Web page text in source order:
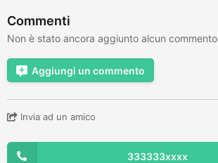
Commenti
Non è stato ancora aggiunto alcun commento
Aggiungi un commento
Invia ad un amico
333333xxxx